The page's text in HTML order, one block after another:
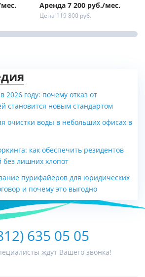
Аренда 7 200 руб./мес.
Цена 119 800 руб.
для
Стойка для хранения 4-х
году: почему отказ от
становится новым стандартом
очистки воды в небольших офисах в
как обеспечить резидентов
без лишних хлопот
пурифайеров для юридических
и почему это выгодно
635 05 05
ждут Вашего звонка!